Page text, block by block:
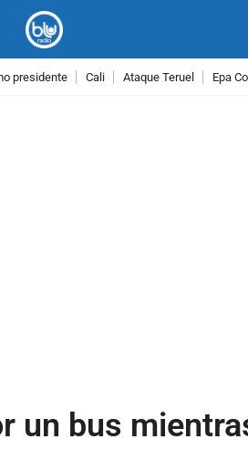
presidente Cali Ataque Teruel Epa
un bus